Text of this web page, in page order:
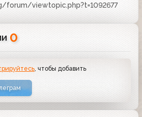
forum/viewtopic.php?t=1092677
0
, чтобы добавить